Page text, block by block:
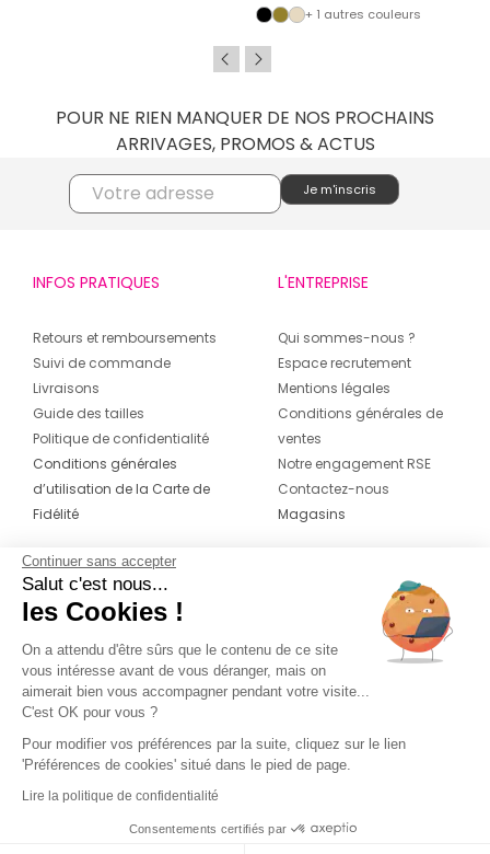
+ 1 autres couleurs
POUR NE RIEN MANQUER DE NOS PROCHAINS
ARRIVAGES, PROMOS & ACTUS
INFOS PRATIQUES
Retours et remboursements
Suivi de commande
Livraisons
Guide des tailles
Politique de confidentialité
Conditions générales
d’utilisation de la Carte de
Fidélité
L'ENTREPRISE
Qui sommes-nous ?
Espace recrutement
Mentions légales
Conditions générales de
ventes
Notre engagement RSE
Contactez-nous
Magasins
CONTACT
04 42 20 78 42
Du lundi au jeudi de 8h30 à 16h30 & le
vendredi de 8h30 à 15h30
Continuer sans accepter
Salut c'est nous...
les Cookies !
On a attendu d'être sûrs que le contenu de ce site
vous intéresse avant de vous déranger, mais on
aimerait bien vous accompagner pendant votre visite...
C'est OK pour vous ?
Pour modifier vos préférences par la suite, cliquez sur le lien
'Préférences de cookies' situé dans le pied de page.
Lire la politique de confidentialité
Consentements certifiés par